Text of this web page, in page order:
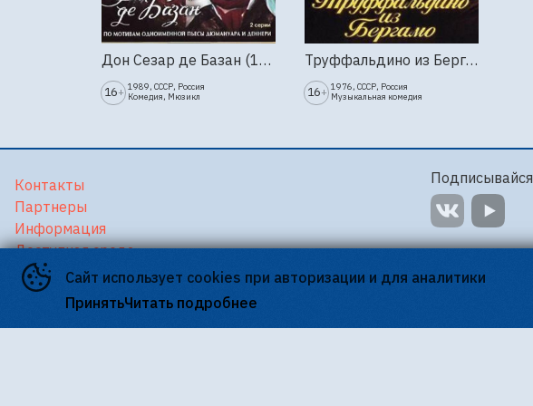
Дон Сезар де Базан (1989г., Ленфильм, 2 серии)
16+ 1989, СССР, Россия
Комедия, Мюзикл
Труффальдино из Бергамо (1976г., Ленфильм, 2 серии)
16+ 1976, СССР, Россия
Музыкальная комедия
Сайт использует cookies при авторизации и для аналитики
ПринятьЧитать подробнее
Контакты
Партнеры
Информация
Доступная среда
Версия для слабовидящих
Подписывайся